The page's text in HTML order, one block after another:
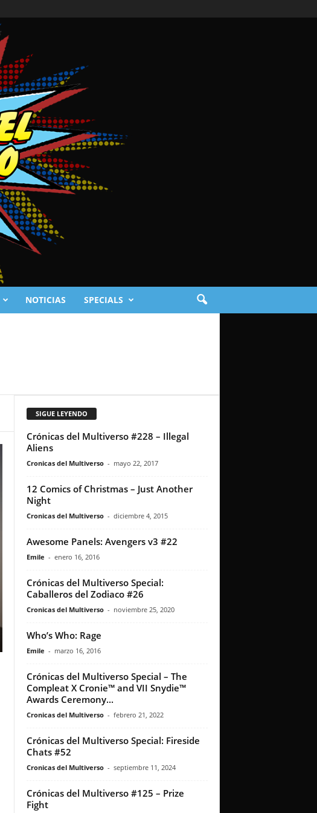
NOTICIAS SPECIALS
SIGUE LEYENDO
Crónicas del Multiverso #228 – Illegal
Aliens
Cronicas del Multiverso - mayo 22, 2017
12 Comics of Christmas – Just Another
Night
Cronicas del Multiverso - diciembre 4, 2015
Awesome Panels: Avengers v3 #22
Emile - enero 16, 2016
Crónicas del Multiverso Special:
Caballeros del Zodiaco #26
Cronicas del Multiverso - noviembre 25, 2020
Who’s Who: Rage
Emile - marzo 16, 2016
Crónicas del Multiverso Special – The
Compleat X Cronie™ and VII Snydie™
Awards Ceremony...
Cronicas del Multiverso - febrero 21, 2022
Crónicas del Multiverso Special: Fireside
Chats #52
Cronicas del Multiverso - septiembre 11, 2024
Crónicas del Multiverso #125 – Prize
Fight